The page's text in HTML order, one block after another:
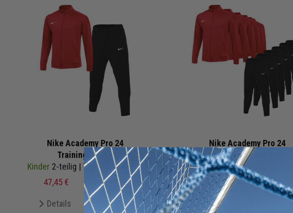
Nike Academy Pro 24
Trainingsanzug
Kinder 2-teilig | Trainingsjacke Trainingshose
47,45 €
94,98 € UVP
Details Merken
Nike Academy Pro 24
Trainingsanzug Satz
420,00 €
1.049,80 €UVP
Details